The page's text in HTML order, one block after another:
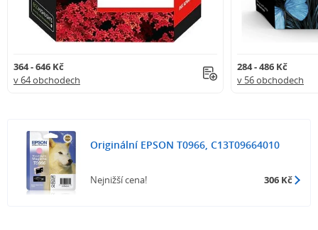
364 - 646 Kč
v 64 obchodech
284 - 486 Kč
v 56 obchodech
Originální EPSON T0966, C13T09664010
Nejnižší cena! 306 Kč